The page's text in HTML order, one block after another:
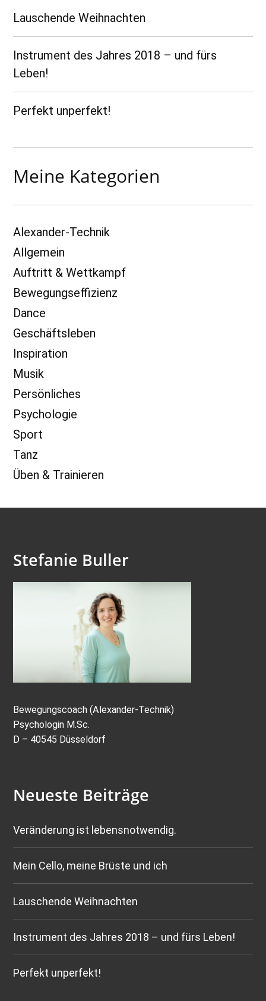
Lauschende Weihnachten
Instrument des Jahres 2018 – und fürs
Leben!
Perfekt unperfekt!
Meine Kategorien
Alexander-Technik
Allgemein
Auftritt & Wettkampf
Bewegungseffizienz
Dance
Geschäftsleben
Inspiration
Musik
Persönliches
Psychologie
Sport
Tanz
Üben & Trainieren
Stefanie Buller
Bewegungscoach (Alexander-Technik)
Psychologin M.Sc.
D – 40545 Düsseldorf
Neueste Beiträge
Veränderung ist lebensnotwendig.
Mein Cello, meine Brüste und ich
Lauschende Weihnachten
Instrument des Jahres 2018 – und fürs Leben!
Perfekt unperfekt!